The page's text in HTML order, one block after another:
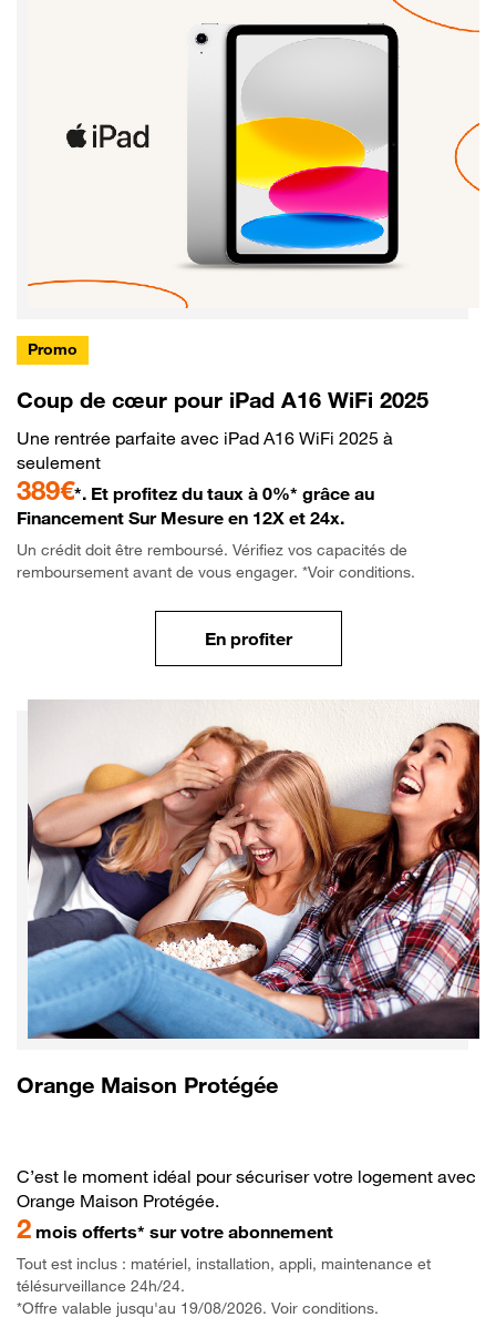
Promo
Coup de cœur pour iPad A16 WiFi 2025
Une rentrée parfaite avec iPad A16 WiFi 2025 à
seulement
389€*. Et profitez du taux à 0%* grâce au
Financement Sur Mesure en 12X et 24x.
Un crédit doit être remboursé. Vérifiez vos capacités de
remboursement avant de vous engager. *Voir conditions.
En profiter
Orange Maison Protégée
C’est le moment idéal pour sécuriser votre logement avec
Orange Maison Protégée.
2 mois offerts* sur votre abonnement
Tout est inclus : matériel, installation, appli, maintenance et
télésurveillance 24h/24.
*Offre valable jusqu'au 19/08/2026. Voir conditions.